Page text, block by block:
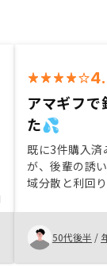
アマギフ
た💦
既に3件購入
が、後輩の誘
域分散と利回
んで次の物件
シーさんにお
ません💦
50代後半 /